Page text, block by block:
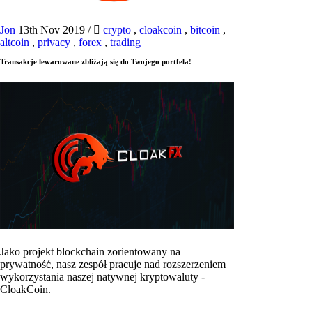
Jon 13th Nov 2019 / crypto , cloakcoin , bitcoin ,
altcoin , privacy , forex , trading
Transakcje lewarowane zbliżają się do Twojego portfela!
Jako projekt blockchain zorientowany na
prywatność, nasz zespół pracuje nad rozszerzeniem
wykorzystania naszej natywnej kryptowaluty -
CloakCoin.